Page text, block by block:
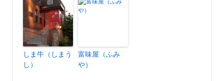
しま牛（しまう
し）
富味屋（ふみ
や）